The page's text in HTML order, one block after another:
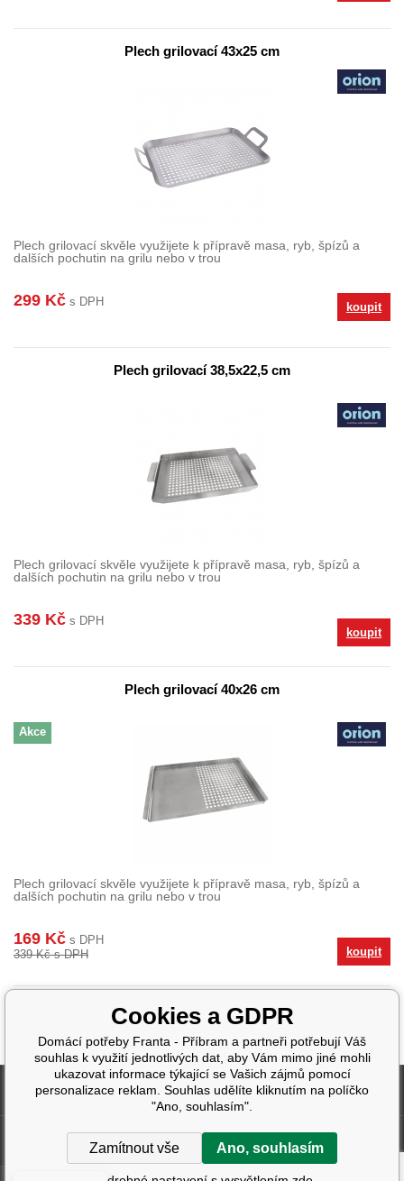
Plech grilovací 43x25 cm
Plech grilovací skvěle využijete k přípravě masa, ryb, špízů a
dalších pochutin na grilu nebo v trou
299 Kč s DPH koupit
Plech grilovací 38,5x22,5 cm
Plech grilovací skvěle využijete k přípravě masa, ryb, špízů a
dalších pochutin na grilu nebo v trou
339 Kč s DPH
koupit
Akce
Plech grilovací 40x26 cm
Plech grilovací skvěle využijete k přípravě masa, ryb, špízů a
dalších pochutin na grilu nebo v trou
169 Kč s DPH
339 Kč s DPH
koupit
Fakturační údaje
Další informace
Cookies a GDPR
Domácí potřeby Franta - Příbram a partneři potřebují Váš
souhlas k využití jednotlivých dat, aby Vám mimo jiné mohli
ukazovat informace týkající se Vašich zájmů pomocí
personalizace reklam. Souhlas udělíte kliknutím na políčko
"Ano, souhlasím".
Zamítnout vše Ano, souhlasím